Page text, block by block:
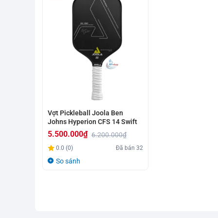
Vợt Pickleball Joola Ben
Johns Hyperion CFS 14 Swift
6.200.000₫
Giá
gốc
5.500.000₫
Giá
hiện
0.0 (0) Đã bán32
So sánh